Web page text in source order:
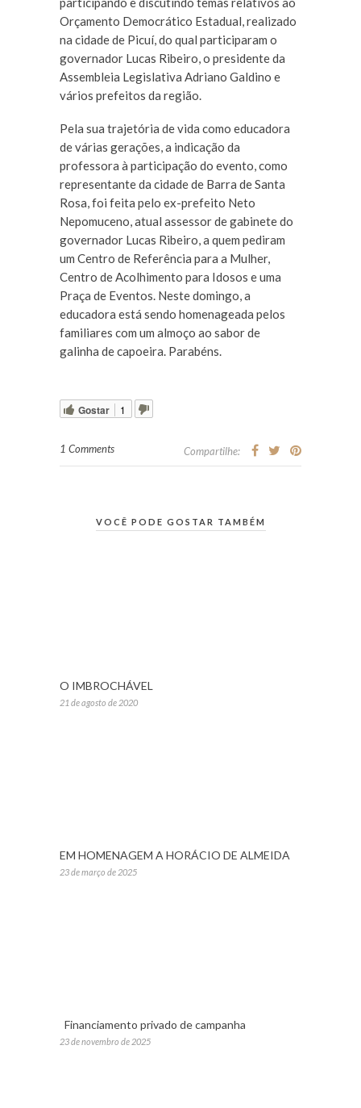
Orçamento Democrático Estadual, realizado
na cidade de Picuí, do qual participaram o
governador Lucas Ribeiro, o presidente da
Assembleia Legislativa Adriano Galdino e
vários prefeitos da região.
Pela sua trajetória de vida como educadora
de várias gerações, a indicação da
professora à participação do evento, como
representante da cidade de Barra de Santa
Rosa, foi feita pelo ex-prefeito Neto
Nepomuceno, atual assessor de gabinete do
governador Lucas Ribeiro, a quem pediram
um Centro de Referência para a Mulher,
Centro de Acolhimento para Idosos e uma
Praça de Eventos. Neste domingo, a
educadora está sendo homenageada pelos
familiares com um almoço ao sabor de
galinha de capoeira. Parabéns.
Gostar 1
1 Comments Compartilhe:
VOCÊ PODE GOSTAR TAMBÉM
O IMBROCHÁVEL
21 de agosto de 2020
EM HOMENAGEM A HORÁCIO DE ALMEIDA
23 de março de 2025
Financiamento privado de campanha
23 de novembro de 2025